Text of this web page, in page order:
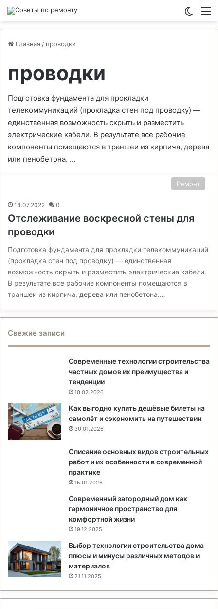
Главная / проводки
проводки
Подготовка фундамента для прокладки
телекоммуникаций (прокладка стен под проводку) —
единственная возможность скрыть и разместить
электрические кабели. В результате все рабочие
компоненты помещаются в траншеи из кирпича, дерева
или пенобетона. …
Ремонт
14.07.2022 0
Отслеживание воскресной стены для
проводки
Подготовка фундамента для прокладки телекоммуникаций
(прокладка стен под проводку) — единственная
возможность скрыть и разместить электрические кабели.
В результате все рабочие компоненты помещаются в
траншеи из кирпича, дерева или пенобетона.…
Свежие записи
Современные технологии строительства
частных домов их преимущества и
тенденции
10.02.2026
Как выгодно купить дешёвые билеты на
самолёт и сэкономить на путешествии
30.01.2026
Описание основных видов строительных
работ и их особенности в современной
практике
15.01.2026
Современный загородный дом как
гармоничное пространство для
комфортной жизни
19.12.2025
Выбор технологии строительства дома
плюсы и минусы различных методов и
материалов
21.11.2025